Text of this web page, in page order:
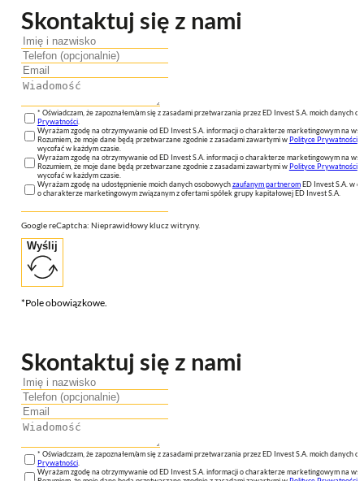
Skontaktuj się z nami
* Oświadczam, że zapoznałem/am się z zasadami przetwarzania przez ED Invest S.A. moich danych
Prywatności.
Wyrażam zgodę na otrzymywanie od ED Invest S.A. informacji o charakterze marketingowym na
Rozumiem, że moje dane będą przetwarzane zgodnie z zasadami zawartymi wPolityce Prywatności
wycofać w każdym czasie.
Wyrażam zgodę na otrzymywanie od ED Invest S.A. informacji o charakterze marketingowym na
Rozumiem, że moje dane będą przetwarzane zgodnie z zasadami zawartymi wPolityce Prywatności
wycofać w każdym czasie.
Wyrażam zgodę na udostępnienie moich danych osobowychzaufanym partneromED Invest S.A. w
o charakterze marketingowym związanym z ofertami spółek grupy kapitałowej ED Invest S.A.
Google reCaptcha: Nieprawidłowy klucz witryny.
Wyślij
*Pole obowiązkowe.
Skontaktuj się z nami
* Oświadczam, że zapoznałem/am się z zasadami przetwarzania przez ED Invest S.A. moich danych
Prywatności.
Wyrażam zgodę na otrzymywanie od ED Invest S.A. informacji o charakterze marketingowym na